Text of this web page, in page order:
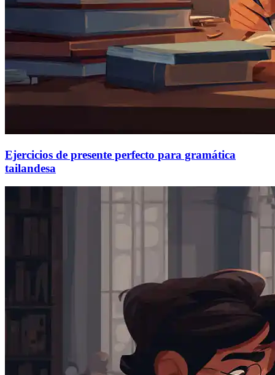
Ejercicios de presente perfecto para gramática
tailandesa